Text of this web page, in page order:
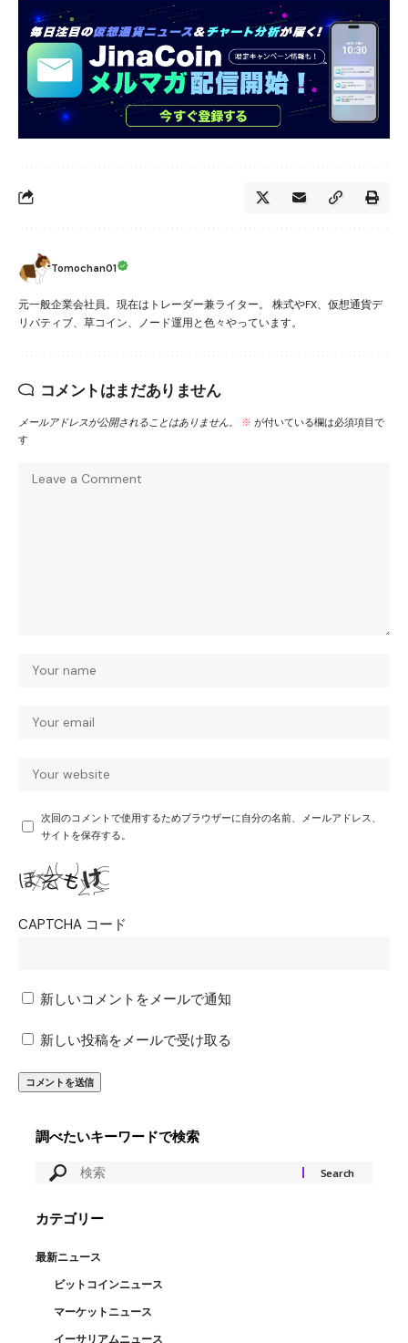
Tomochan01
元一般企業会社員。現在はトレーダー兼ライター。 株式やFX、仮想通貨デ
リバティブ、草コイン、ノード運用と色々やっています。
コメントはまだありません
メールアドレスが公開されることはありません。 ※ が付いている欄は必須項目で
す
次回のコメントで使用するためブラウザーに自分の名前、メールアドレス、
サイトを保存する。
CAPTCHA コード
新しいコメントをメールで通知
新しい投稿をメールで受け取る
調べたいキーワードで検索
カテゴリー
最新ニュース
ビットコインニュース
マーケットニュース
イーサリアムニュース